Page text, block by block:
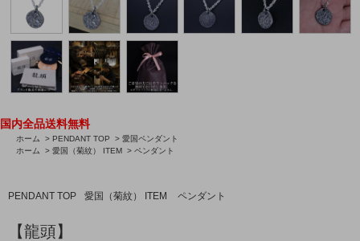
国内全品送料無料
ホーム > PENDANT TOP > 愛国ペンダント
ホーム
> 愛国（菊紋） ITEM > ペンダント
PENDANT TOP 愛国（菊紋） ITEM ペンダント
【龍頭】